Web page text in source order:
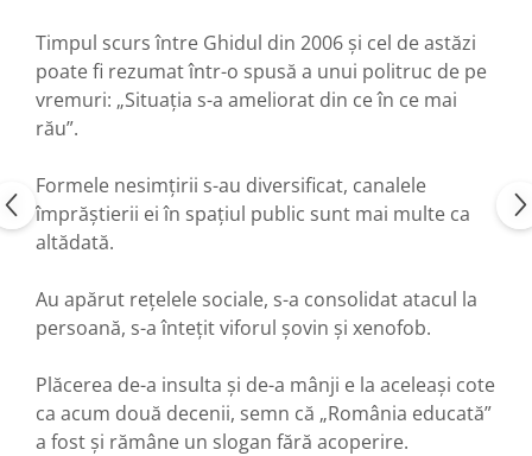
Timpul scurs între Ghidul din 2006 și cel de astăzi
poate fi rezumat într-o spusă a unui politruc de pe
vremuri: „Situația s-a ameliorat din ce în ce mai
rău”.
Formele nesimțirii s-au diversificat, canalele
împrăștierii ei în spațiul public sunt mai multe ca
altădată.
Au apărut rețelele sociale, s-a consolidat atacul la
persoană, s-a întețit viforul șovin și xenofob.
Plăcerea de-a insulta și de-a mânji e la aceleași cote
ca acum două decenii, semn că „România educată”
a fost și rămâne un slogan fără acoperire.